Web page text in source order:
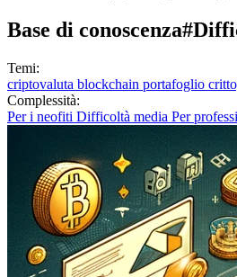
Base di conoscenza
Temi:
criptovaluta blockchain portafoglio
Complessità:
Per i neofiti Difficoltà media Per